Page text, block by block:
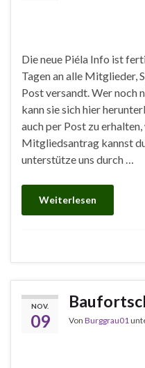
Die neue Piéla Info ist
Tagen an alle Mitglieder,
Post versandt. Wer noch
kann sie sich hier
auch per Post zu
Mitgliedsantrag kannst
unterstütze uns durch …
Weiterlesen
NOV.
09 Von Burggrau01